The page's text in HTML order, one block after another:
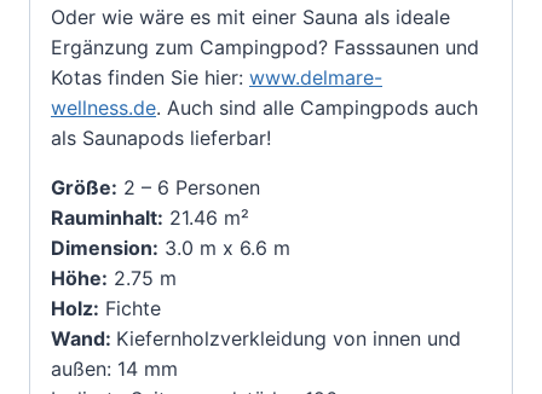
Oder wie wäre es mit einer Sauna als ideale
Ergänzung zum Campingpod? Fasssaunen und
Kotas finden Sie hier: www.delmare-
wellness.de. Auch sind alle Campingpods auch
als Saunapods lieferbar!
Größe: 2 – 6 Personen
Rauminhalt: 21.46 m²
Dimension: 3.0 m x 6.6 m
Höhe: 2.75 m
Holz: Fichte
Wand: Kiefernholzverkleidung von innen und
außen: 14 mm